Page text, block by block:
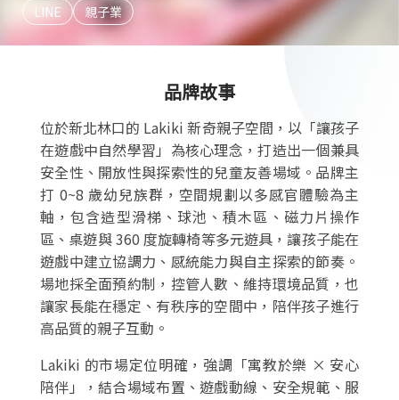
LINE 親子業
品牌故事
位於新北林口的 Lakiki 新奇親子空間，以「讓孩子
在遊戲中自然學習」為核心理念，打造出一個兼具
安全性、開放性與探索性的兒童友善場域。品牌主
打 0~8 歲幼兒族群，空間規劃以多感官體驗為主
軸，包含造型滑梯、球池、積木區、磁力片操作
區、桌遊與 360 度旋轉椅等多元遊具，讓孩子能在
遊戲中建立協調力、感統能力與自主探索的節奏。
場地採全面預約制，控管人數、維持環境品質，也
讓家長能在穩定、有秩序的空間中，陪伴孩子進行
高品質的親子互動。
Lakiki 的市場定位明確，強調「寓教於樂 × 安心
陪伴」，結合場域布置、遊戲動線、安全規範、服